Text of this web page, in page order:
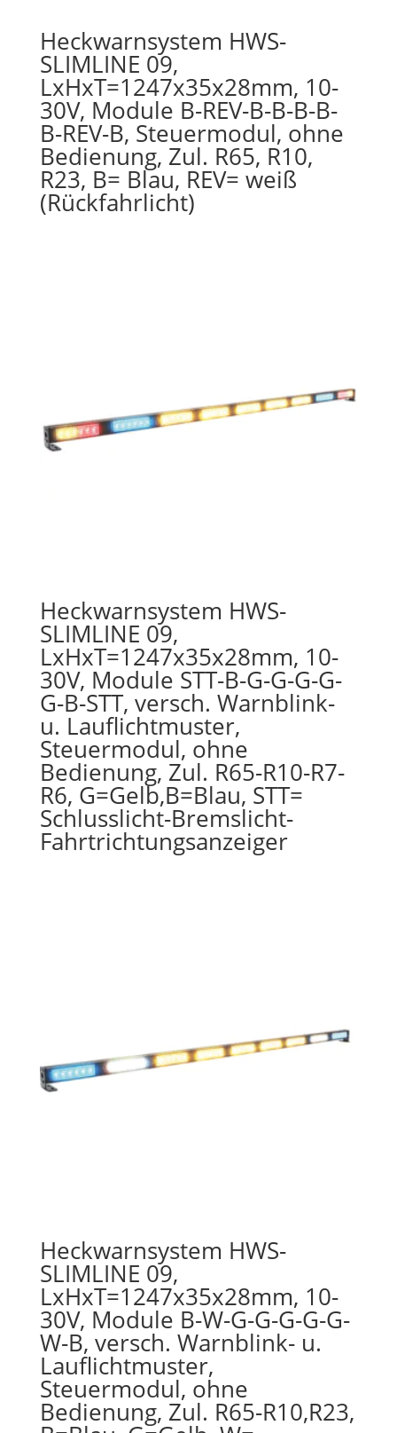
Heckwarnsystem HWS-
SLIMLINE 09,
LxHxT=1247x35x28mm, 10-
30V, Module B-REV-B-B-B-B-
B-REV-B, Steuermodul, ohne
Bedienung, Zul. R65, R10,
R23, B= Blau, REV= weiß
(Rückfahrlicht)
Heckwarnsystem HWS-
SLIMLINE 09,
LxHxT=1247x35x28mm, 10-
30V, Module STT-B-G-G-G-G-
G-B-STT, versch. Warnblink-
u. Lauflichtmuster,
Steuermodul, ohne
Bedienung, Zul. R65-R10-R7-
R6, G=Gelb,B=Blau, STT=
Schlusslicht-Bremslicht-
Fahrtrichtungsanzeiger
Heckwarnsystem HWS-
SLIMLINE 09,
LxHxT=1247x35x28mm, 10-
30V, Module B-W-G-G-G-G-G-
W-B, versch. Warnblink- u.
Lauflichtmuster,
Steuermodul, ohne
Bedienung, Zul. R65-R10,R23,